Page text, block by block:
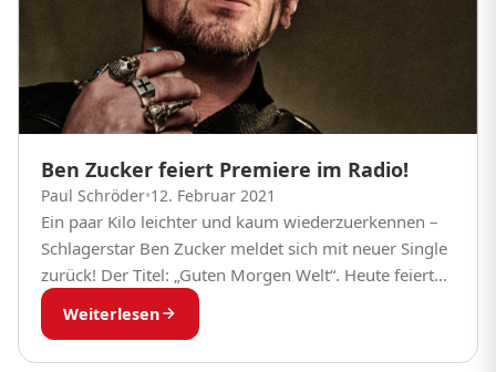
Ben Zucker feiert Premiere im Radio!
Paul Schröder•12. Februar 2021
Ein paar Kilo leichter und kaum wiederzuerkennen –
Schlagerstar Ben Zucker meldet sich mit neuer Single
zurück! Der Titel: „Guten Morgen Welt“. Heute feierte
der Schlager bei Schlager Radio B2...
Weiterlesen